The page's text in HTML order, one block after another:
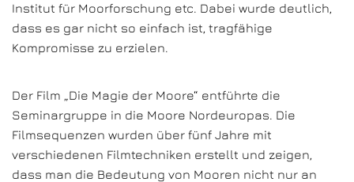
Institut für Moorforschung etc. Dabei wurde deutlich,
dass es gar nicht so einfach ist, tragfähige
Kompromisse zu erzielen.
Der Film „Die Magie der Moore“ entführte die
Seminargruppe in die Moore Nordeuropas. Die
Filmsequenzen wurden über fünf Jahre mit
verschiedenen Filmtechniken erstellt und zeigen,
dass man die Bedeutung von Mooren nicht nur an